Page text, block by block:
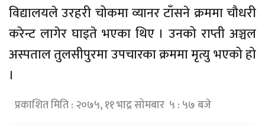
विद्यालयले उरहरी चोकमा व्यानर टाँसने क्रममा चौधरी
करेन्ट लागेर घाइते भएका थिए । उनको राप्ती अञ्चल
अस्पताल तुलसीपुरमा उपचारका क्रममा मृत्यु भएको हो
।
प्रकाशित मिति : २०७५, ११ भाद्र सोमबार ५ : ५७ बजे